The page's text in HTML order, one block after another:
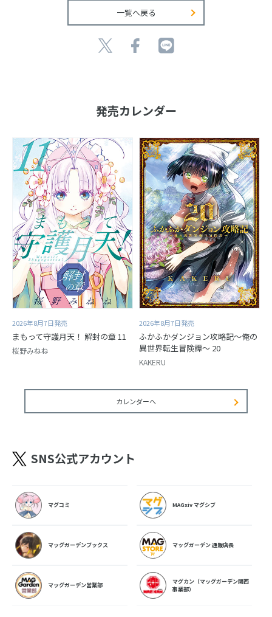
一覧へ戻る
発売カレンダー
2026年8月7日発売
まもって守護月天！ 解封の章 11
桜野みねね
2026年8月7日発売
ふかふかダンジョン攻略記～俺の
異世界転生冒険譚～ 20
KAKERU
カレンダーへ
SNS公式アカウント
マグコミ MAGxiv マグシブ
マッグガーデンブックス マッグガーデン 通販店長
マッグガーデン営業部
マグカン（マッグガーデン関西
事業部）